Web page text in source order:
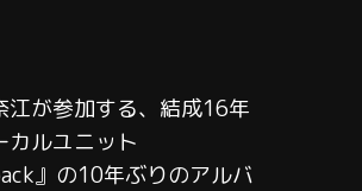
江が参加する、結成16年
カルユニット
』の10年ぶりのアルバ